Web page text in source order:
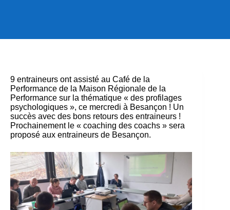
9 entraineurs ont assisté au Café de la
Performance de la Maison Régionale de la
Performance sur la thématique « des profilages
psychologiques », ce mercredi à Besançon ! Un
succès avec des bons retours des entraineurs !
Prochainement le « coaching des coachs » sera
proposé aux entraineurs de Besançon.